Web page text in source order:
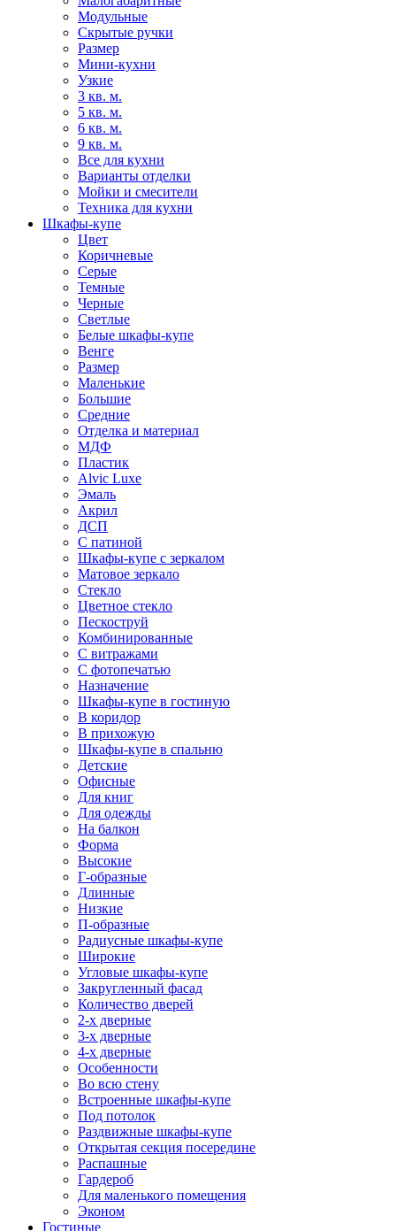
Модульные
Скрытые ручки
Размер
Мини-кухни
Узкие
3 кв. м.
5 кв. м.
6 кв. м.
9 кв. м.
Все для кухни
Варианты отделки
Мойки и смесители
Техника для кухни
Шкафы-купе
Цвет
Коричневые
Серые
Темные
Черные
Светлые
Белые шкафы-купе
Венге
Размер
Маленькие
Большие
Средние
Отделка и материал
МДФ
Пластик
Alvic Luxe
Эмаль
Акрил
ДСП
С патиной
Шкафы-купе с зеркалом
Матовое зеркало
Стекло
Цветное стекло
Пескоструй
Комбинированные
С витражами
С фотопечатью
Назначение
Шкафы-купе в гостиную
В коридор
В прихожую
Шкафы-купе в спальню
Детские
Офисные
Для книг
Для одежды
На балкон
Форма
Высокие
Г-образные
Длинные
Низкие
П-образные
Радиусные шкафы-купе
Широкие
Угловые шкафы-купе
Закругленный фасад
Количество дверей
2-х дверные
3-х дверные
4-х дверные
Особенности
Во всю стену
Встроенные шкафы-купе
Под потолок
Раздвижные шкафы-купе
Открытая секция посередине
Распашные
Гардероб
Для маленького помещения
Эконом
Гостиные